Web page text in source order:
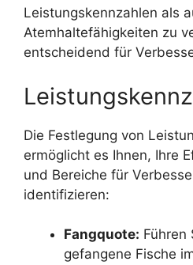
Leistungskennzahlen als
Atemhaltefähigkeiten zu
entscheidend für
Die Festlegung von
ermöglicht es Ihnen, Ihre
und Bereiche für
identifizieren:
Fangquote: Führen
gefangene Fische